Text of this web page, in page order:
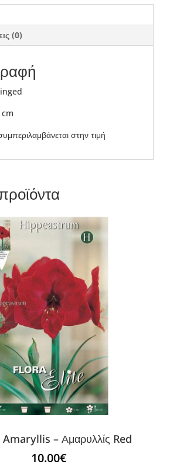
(0)
στην τιμή
– Αμαρυλλίς Red
10.00€